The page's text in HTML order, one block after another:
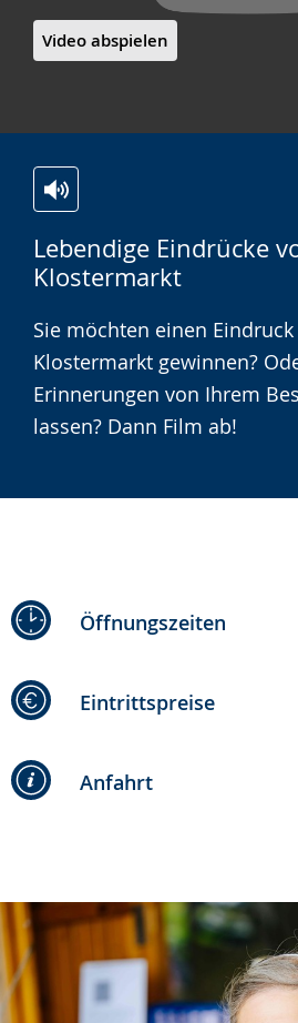
Video abspielen
Lebendige Eindrücke
Klostermarkt
Leichten
Sprache
wechseln.
Audio-
Unterstützung.
Video
in
Deutscher
Gebärdensprache
wird
angezeigt.
Sie möchten einen
Klostermarkt gewinnen?
Erinnerungen von Ihrem
lassen? Dann Film ab!
Öffnungszeiten
Eintrittspreise
Anfahrt